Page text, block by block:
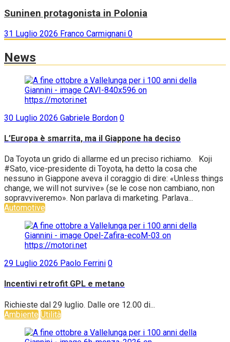
Suninen protagonista in Polonia
31 Luglio 2026 Franco Carmignani 0
News
30 Luglio 2026 Gabriele Bordon 0
L’Europa è smarrita, ma il Giappone ha deciso
Da Toyota un grido di allarme ed un preciso richiamo. Koji
#Sato, vice-presidente di Toyota, ha detto la cosa che
nessuno in Giappone aveva il coraggio di dire: «Unless things
change, we will not survive» (se le cose non cambiano, non
sopravviveremo». Non parlava di marketing. Parlava...
Automotive
29 Luglio 2026 Paolo Ferrini 0
Incentivi retrofit GPL e metano
Richieste dal 29 luglio. Dalle ore 12.00 di...
Ambiente Utilità